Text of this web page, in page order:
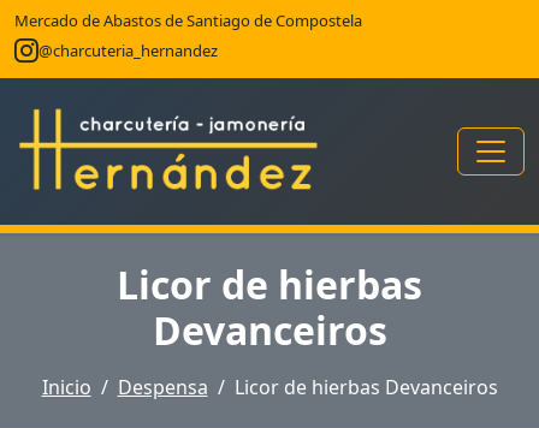
Mercado de Abastos de Santiago de Compostela
@charcuteria_hernandez
Licor de hierbas
Devanceiros
Inicio Despensa Licor de hierbas Devanceiros